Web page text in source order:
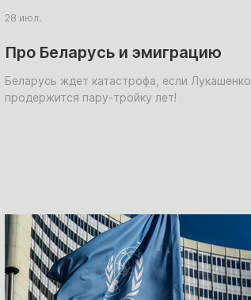
Про Беларусь и эмиграцию
Беларусь ждет катастрофа, если Лукашенко
продержится пару-тройку лет!
28 июл.